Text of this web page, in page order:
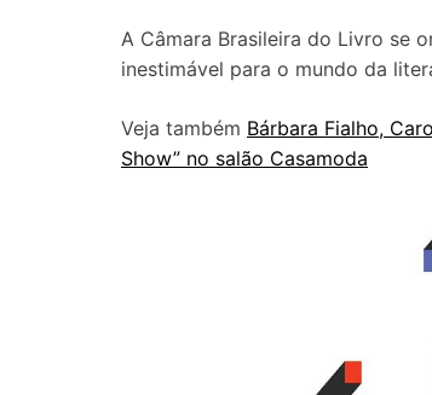
A Câmara Brasileira do Livro se
inestimável para o mundo da
Veja também Bárbara Fialho,
Show” no salão Casamoda